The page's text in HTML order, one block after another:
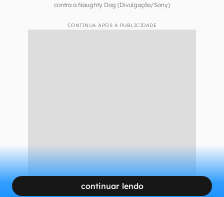
contra a Naughty Dog (Divulgação/Sony)
CONTINUA APÓS A PUBLICIDADE
continuar lendo